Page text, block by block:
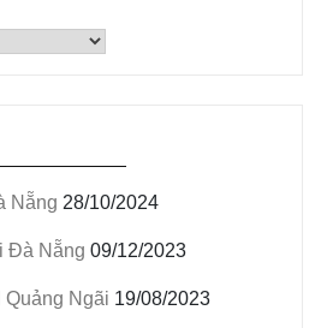
Nẵng 28/10/2024
Đà Nẵng 09/12/2023
Quảng Ngãi 19/08/2023